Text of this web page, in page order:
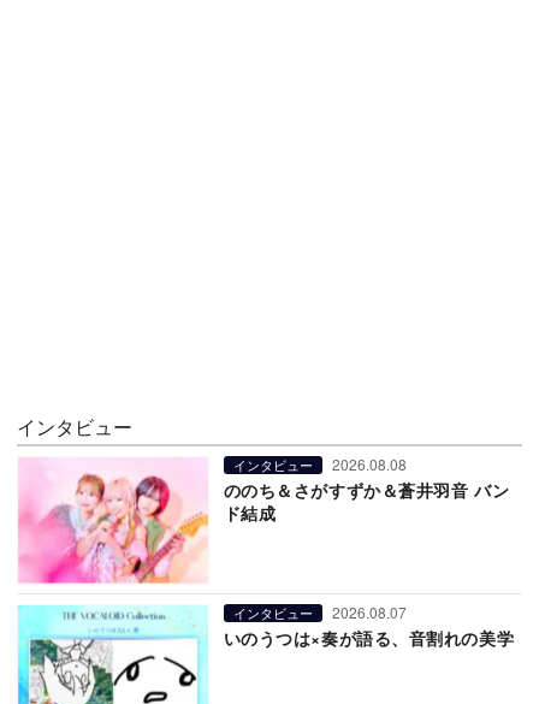
インタビュー
インタビュー 2026.08.08
ののち＆さがすずか＆蒼井羽音 バン
ド結成
インタビュー 2026.08.07
いのうつは×奏が語る、音割れの美学